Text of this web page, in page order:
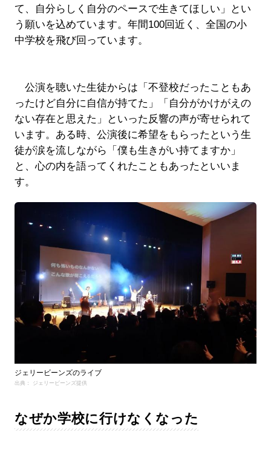
て、自分らしく自分のペースで生きてほしい」とい
う願いを込めています。年間100回近く、全国の小
中学校を飛び回っています。
公演を聴いた生徒からは「不登校だったこともあ
ったけど自分に自信が持てた」「自分がかけがえの
ない存在と思えた」といった反響の声が寄せられて
います。ある時、公演後に希望をもらったという生
徒が涙を流しながら「僕も生きがい持てますか」
と、心の内を語ってくれたこともあったといいま
す。
ジェリービーンズのライブ
出典： ジェリービーンズ提供
なぜか学校に行けなくなった